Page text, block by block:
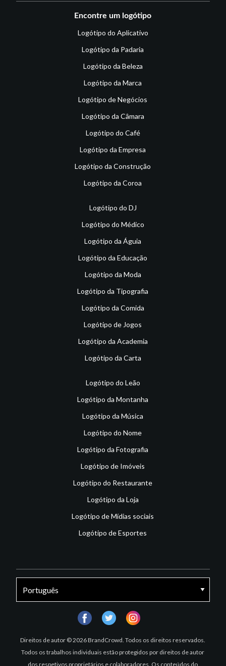
Encontre um logótipo
Logótipo do Aplicativo
Logótipo da Padaria
Logótipo da Beleza
Logótipo da Marca
Logótipo de Negócios
Logótipo da Câmara
Logótipo do Café
Logótipo da Empresa
Logótipo da Construção
Logótipo da Coroa
Logótipo do DJ
Logótipo do Médico
Logótipo da Águia
Logótipo da Educação
Logótipo da Moda
Logótipo da Tipografia
Logótipo da Comida
Logótipo de Jogos
Logótipo da Academia
Logótipo da Carta
Logótipo do Leão
Logótipo da Montanha
Logótipo da Música
Logótipo do Nome
Logótipo da Fotografia
Logótipo de Imóveis
Logótipo do Restaurante
Logótipo da Loja
Logótipo de Mídias sociais
Logótipo de Esportes
Direitos de autor © 2026 BrandCrowd. Todos os direitos reservados.
Todos os trabalhos individuais estão protegidos por direitos de autor
dos respetivos proprietários e colaboradores. Os conteúdos do
facebooktwitter instagram